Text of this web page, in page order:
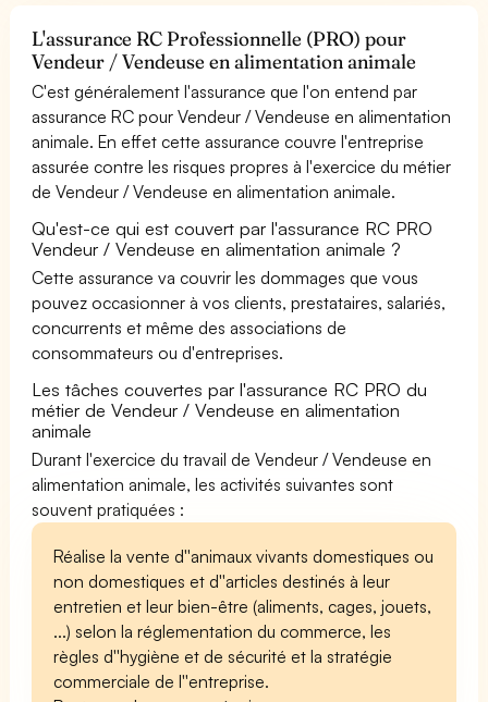
L'assurance RC Professionnelle (PRO) pour
Vendeur / Vendeuse en alimentation animale
C'est généralement l'assurance que l'on entend par
assurance RC pour Vendeur / Vendeuse en alimentation
animale. En effet cette assurance couvre l'entreprise
assurée contre les risques propres à l'exercice du métier
de Vendeur / Vendeuse en alimentation animale.
Qu'est-ce qui est couvert par l'assurance RC PRO
Vendeur / Vendeuse en alimentation animale ?
Cette assurance va couvrir les dommages que vous
pouvez occasionner à vos clients, prestataires, salariés,
concurrents et même des associations de
consommateurs ou d'entreprises.
Les tâches couvertes par l'assurance RC PRO du
métier de Vendeur / Vendeuse en alimentation
animale
Durant l'exercice du travail de Vendeur / Vendeuse en
alimentation animale, les activités suivantes sont
souvent pratiquées :
Réalise la vente d''animaux vivants domestiques ou
non domestiques et d''articles destinés à leur
entretien et leur bien-être (aliments, cages, jouets,
...) selon la réglementation du commerce, les
règles d''hygiène et de sécurité et la stratégie
commerciale de l''entreprise.